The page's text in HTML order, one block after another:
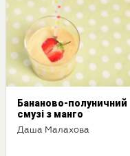
Бананово-полуничний
смузі з манго
Даша Малахова